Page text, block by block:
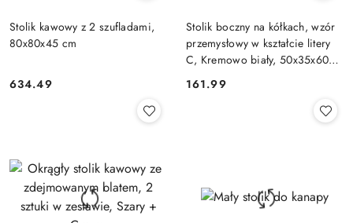
Stolik kawowy z 2 szufladami,
80x80x45 cm
Cena:
634.49
Stolik boczny na kółkach, wzór
przemysłowy w kształcie litery
C, Kremowo biały, 50x35x60
Cena:
161.99